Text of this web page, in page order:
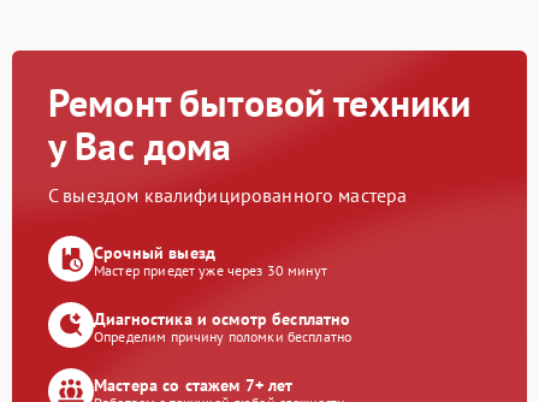
Ремонт бытовой техники
у Вас дома
С выездом квалифицированного мастера
Срочный выезд
Мастер приедет уже через 30 минут
Диагностика и осмотр бесплатно
Определим причину поломки бесплатно
Мастера со стажем 7+ лет